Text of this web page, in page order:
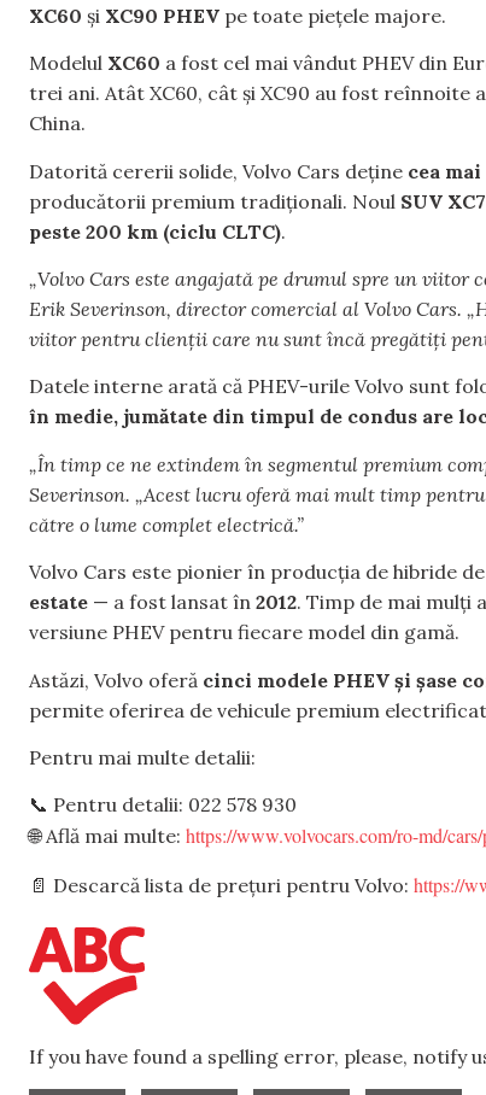
XC60 și XC90 PHEV pe toate piețele majore.
Modelul XC60 a fost cel mai vândut PHEV din
trei ani. Atât XC60, cât și XC90 au fost reînnoite
China.
Datorită cererii solide, Volvo Cars deține cea
producătorii premium tradiționali. Noul SUV
peste 200 km (ciclu CLTC).
„Volvo Cars este angajată pe drumul spre un
Erik Severinson, director comercial al Volvo Cars.
viitor pentru clienții care nu sunt încă pregătiți
Datele interne arată că PHEV-urile Volvo sunt
în medie, jumătate din timpul de condus are
„În timp ce ne extindem în segmentul premium
Severinson. „Acest lucru oferă mai mult timp
către o lume complet electrică.”
Volvo Cars este pionier în producția de hibride
estate — a fost lansat în 2012. Timp de mai mulți
versiune PHEV pentru fiecare model din gamă.
Astăzi, Volvo oferă cinci modele PHEV și șase
permite oferirea de vehicule premium
Pentru mai multe detalii:
📞 Pentru detalii: 022 578 930
🌐 Află mai multe: https://www.volvocars.com/ro-md/
📄 Descarcă lista de prețuri pentru Volvo: https://
If you have found a spelling error, please, notify